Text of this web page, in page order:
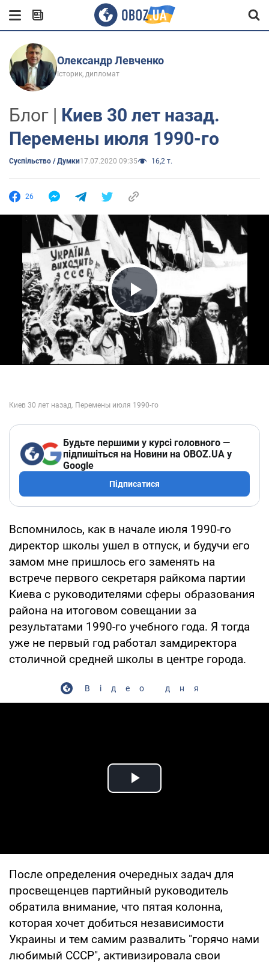
Олександр Левченко
Історик, дипломат
Блог | Киев 30 лет назад.
Перемены июля 1990-го
Суспільство / Думки17.07.2020 09:35 16,2 т.
26
Play Video
Будьте першими у курсі головного —
підпишіться на Новини на OBOZ.UA у
Google
Підписатися
Вспомнилось, как в начале июля 1990-го
директор школы ушел в отпуск, и будучи его
замом мне пришлось его заменять на
встрече первого секретаря райкома партии
Киева с руководителями сферы образования
района на итоговом совещании за
результатами 1990-го учебного года. Я тогда
уже не первый год работал замдиректора
столичной средней школы в центре города.
Відео дня
Play Video
После определения очередных задач для
просвещенцев партийный руководитель
обратила внимание, что пятая колонна,
которая хочет добиться независимости
Украины и тем самим развалить "горячо нами
любимый СССР", активизировала свои